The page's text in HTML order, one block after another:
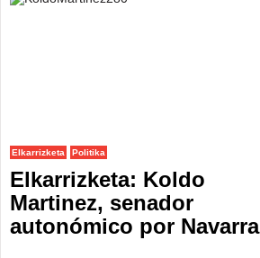
Elkarrizketa Politika
Elkarrizketa: Koldo
Martinez, senador
autonómico por Navarra